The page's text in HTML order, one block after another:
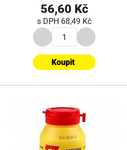
56,60 Kč
s DPH 68,49 Kč
Koupit